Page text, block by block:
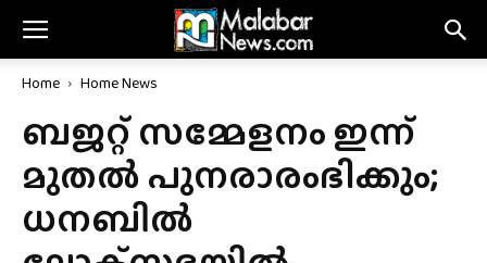
Home Home News
ബജറ്റ് സമ്മേളനം ഇന്ന്
മുതൽ പുനരാരംഭിക്കും;
ധനബിൽ